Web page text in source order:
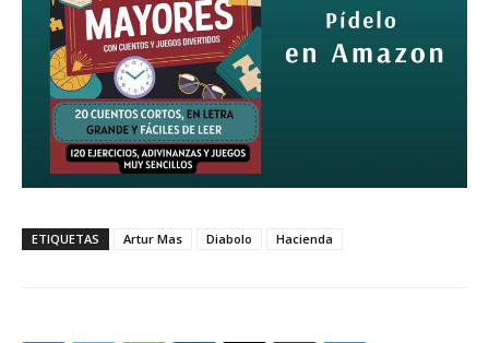
ETIQUETAS Artur Mas Diabolo Hacienda